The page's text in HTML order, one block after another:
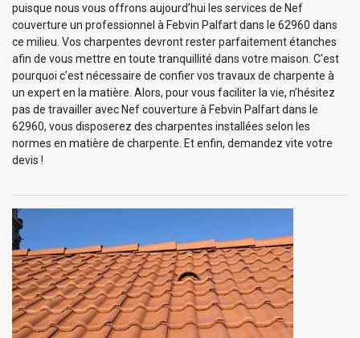
puisque nous vous offrons aujourd’hui les services de Nef
couverture un professionnel à Febvin Palfart dans le 62960 dans
ce milieu. Vos charpentes devront rester parfaitement étanches
afin de vous mettre en toute tranquillité dans votre maison. C’est
pourquoi c’est nécessaire de confier vos travaux de charpente à
un expert en la matière. Alors, pour vous faciliter la vie, n’hésitez
pas de travailler avec Nef couverture à Febvin Palfart dans le
62960, vous disposerez des charpentes installées selon les
normes en matière de charpente. Et enfin, demandez vite votre
devis !